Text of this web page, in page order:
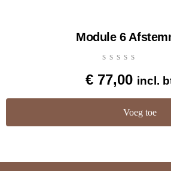
Module 6
€ 77,00 incl.
Voeg toe